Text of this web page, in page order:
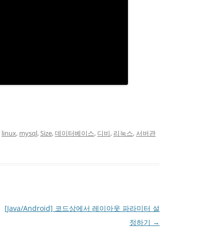
linux, mysql,Size,데이터베이스, 디비, 리눅스, 서버관
[Java/Android] 코드상에서 레이아웃 파라미터 설
정하기 →